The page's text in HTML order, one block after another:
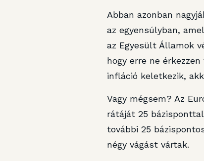
Abban azonban
az egyensúlyban,
az Egyesült Államok
hogy erre ne
infláció keletkezik,
Vagy mégsem? Az
rátáját 25
további 25
négy vágást vártak.